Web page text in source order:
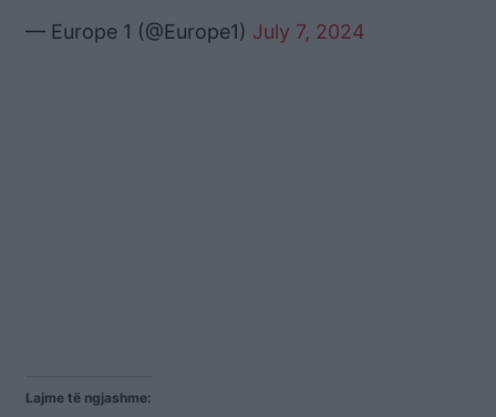
— Europe 1 (@Europe1) July 7, 2024
Lajme të ngjashme: